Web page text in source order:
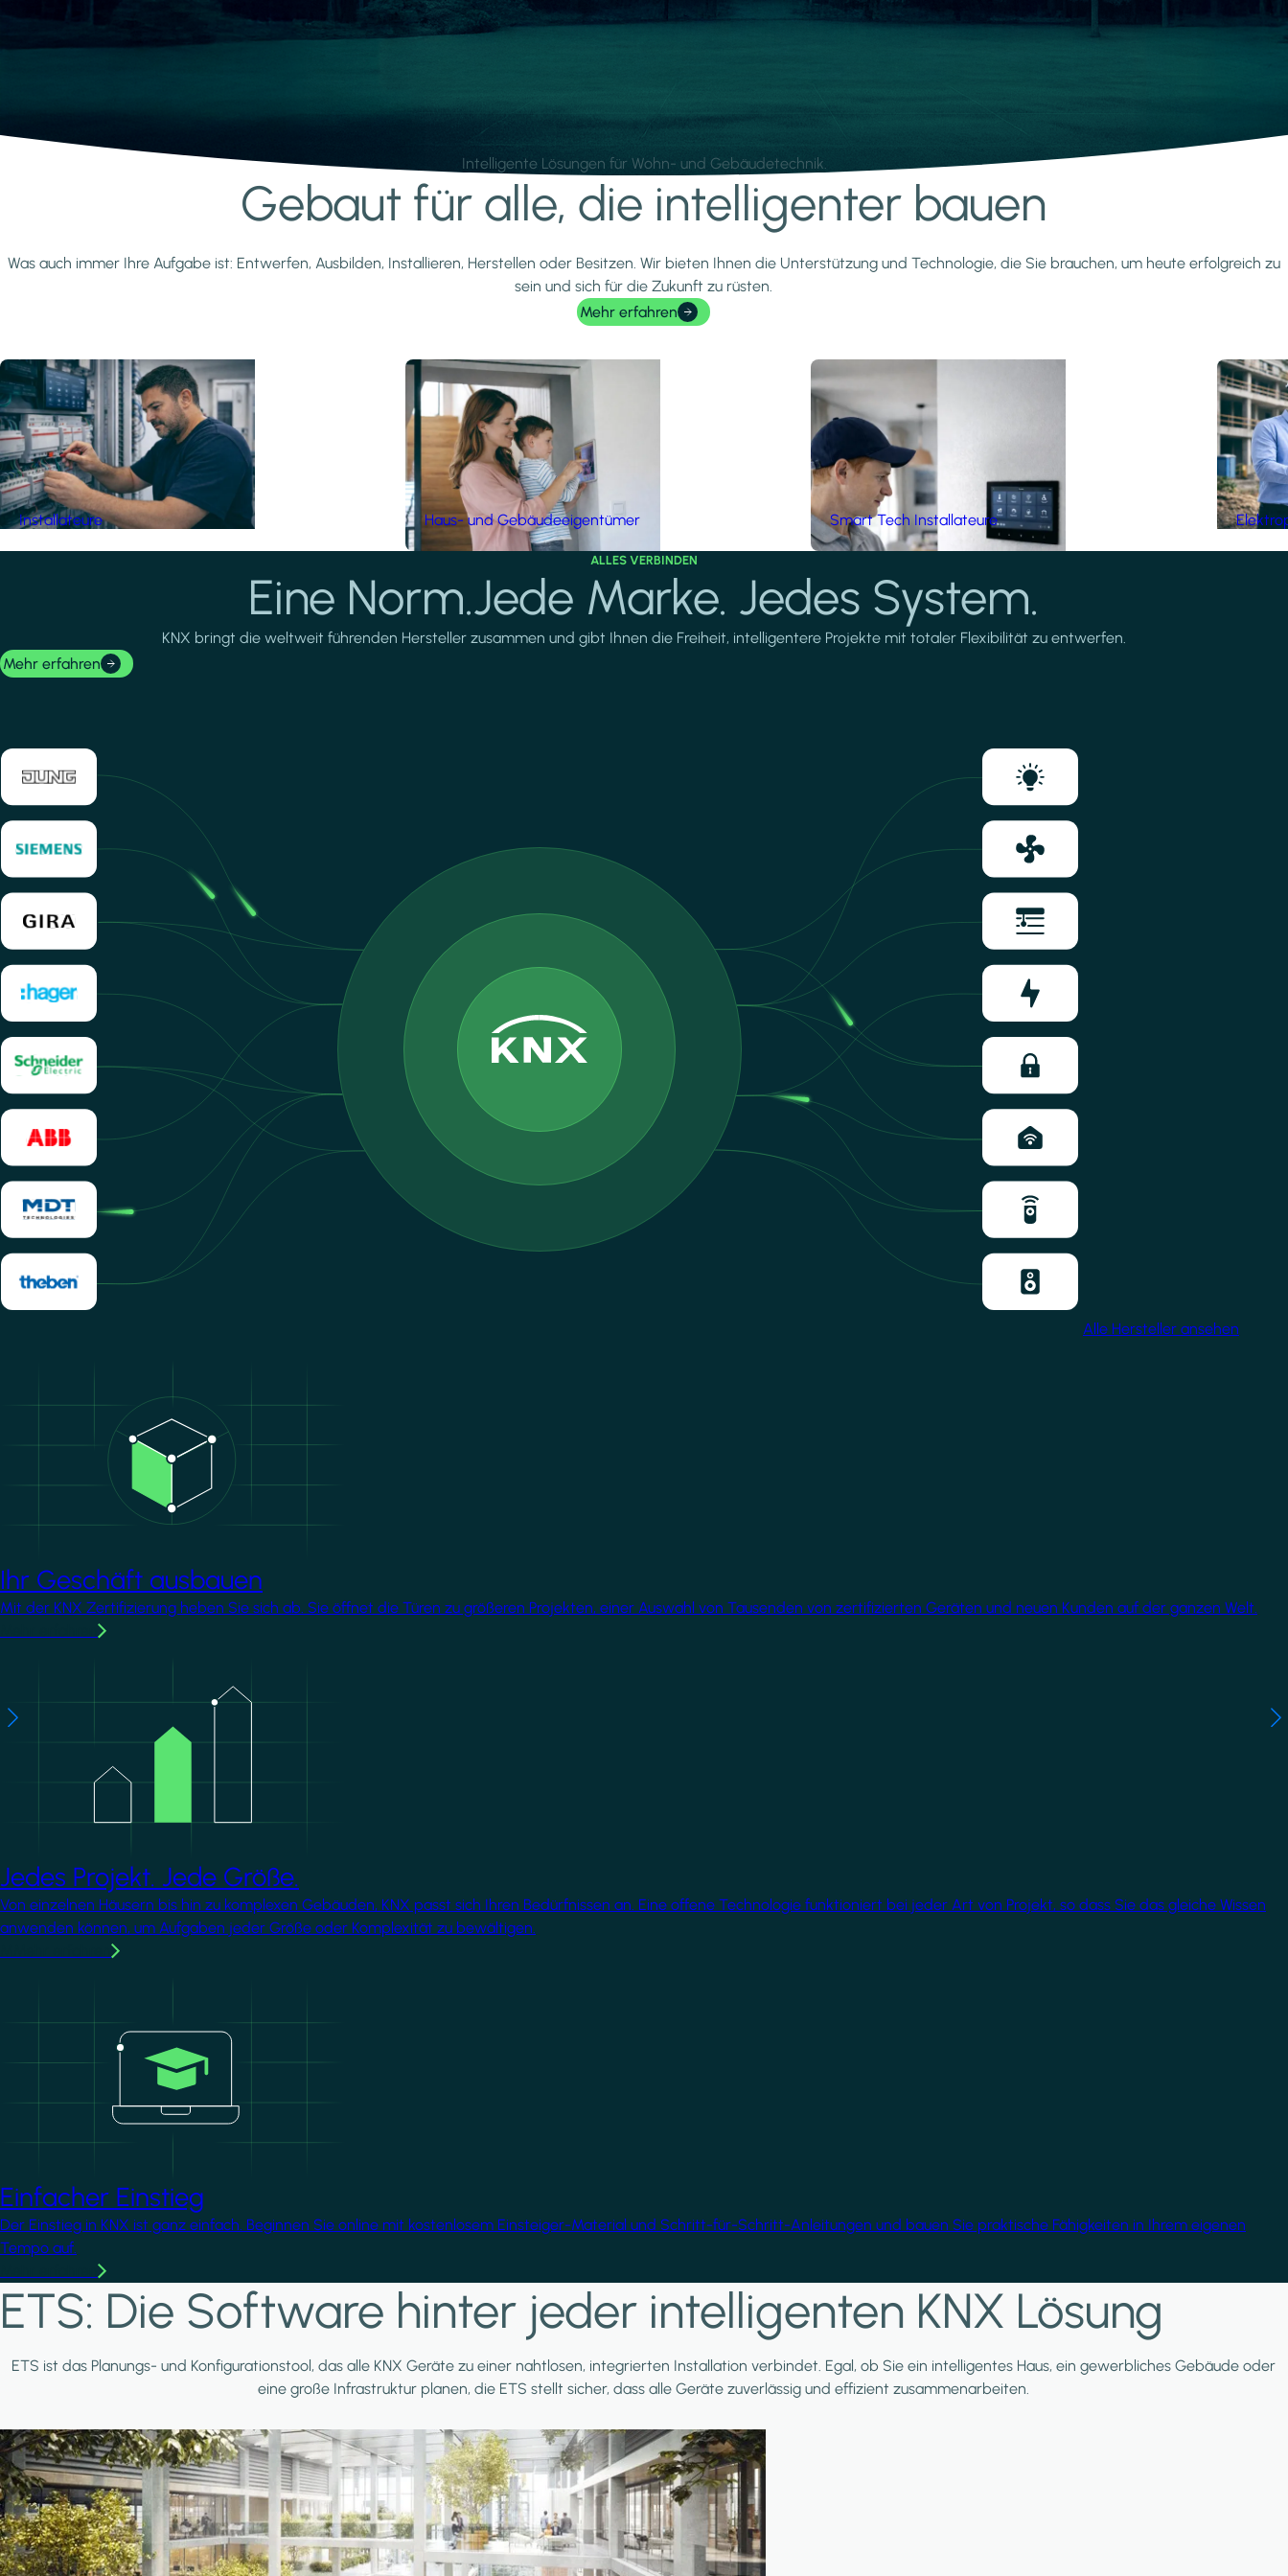
Intelligente Lösungen für Wohn- und Gebäudetechnik.
Gebaut für alle, die intelligenter bauen
Was auch immer Ihre Aufgabe ist: Entwerfen, Ausbilden, Installieren, Herstellen oder Besitzen. Wir bieten Ihnen die Unterstützung und Technologie, die Sie brauchen, um heute erfolgreich zu
sein und sich für die Zukunft zu rüsten.
Mehr erfahren
Installateure Haus- und Gebäudeeigentümer Smart Tech Installateure
ALLES VERBINDEN
Eine Norm.Jede Marke. Jedes System.
KNX bringt die weltweit führenden Hersteller zusammen und gibt Ihnen die Freiheit, intelligentere Projekte mit totaler Flexibilität zu entwerfen.
Mehr erfahren
Alle Hersteller ansehen
Ihr Geschäft ausbauen
Mit der KNX Zertifizierung heben Sie sich ab. Sie öffnet die Türen zu größeren Projekten, einer Auswahl von Tausenden von zertifizierten Geräten und neuen Kunden auf der ganzen Welt.
Jedes Projekt. Jede Größe.
Von einzelnen Häusern bis hin zu komplexen Gebäuden, KNX passt sich Ihren Bedürfnissen an. Eine offene Technologie funktioniert bei jeder Art von Projekt, so dass Sie das gleiche Wissen
anwenden können, um Aufgaben jeder Größe oder Komplexität zu bewältigen.
Einfacher Einstieg
Der Einstieg in KNX ist ganz einfach. Beginnen Sie online mit kostenlosem Einsteiger-Material und Schritt-für-Schritt-Anleitungen und bauen Sie praktische Fähigkeiten in Ihrem eigenen
Tempo auf.
ETS: Die Software hinter jeder intelligenten KNX Lösung
ETS ist das Planungs- und Konfigurationstool, das alle KNX Geräte zu einer nahtlosen, integrierten Installation verbindet. Egal, ob Sie ein intelligentes Haus, ein gewerbliches Gebäude oder
eine große Infrastruktur planen, die ETS stellt sicher, dass alle Geräte zuverlässig und effizient zusammenarbeiten.